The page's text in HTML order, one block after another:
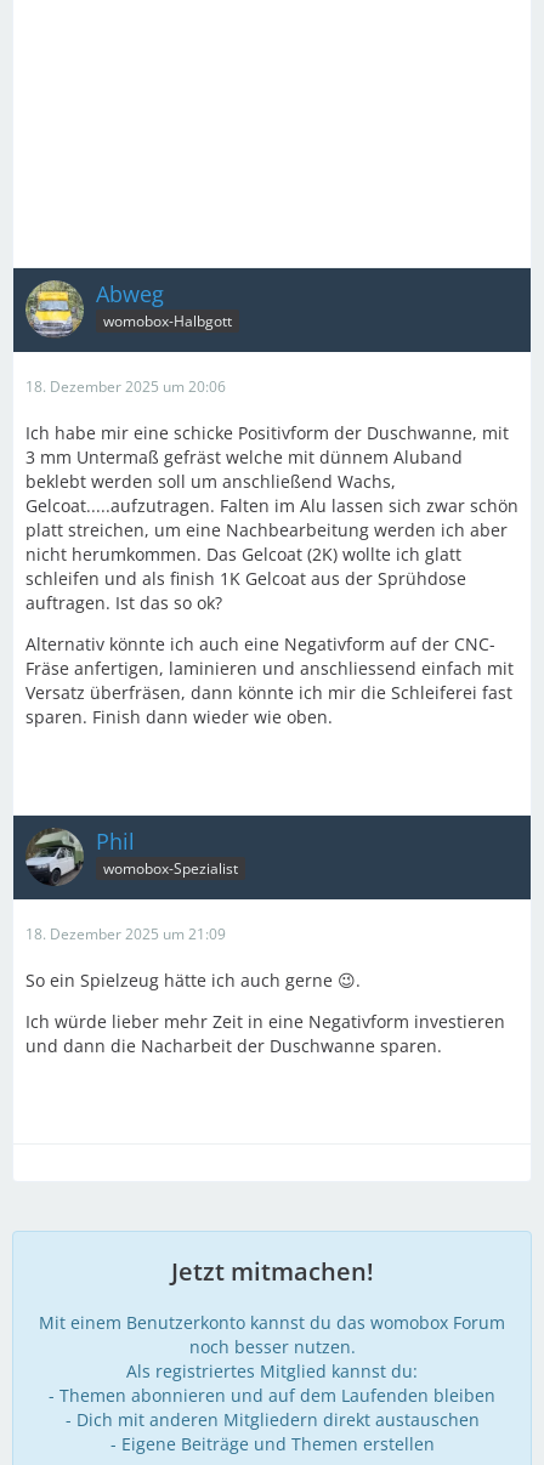
Abweg
womobox-Halbgott
18. Dezember 2025 um 20:06
Ich habe mir eine schicke Positivform der Duschwanne, mit
3 mm Untermaß gefräst welche mit dünnem Aluband
beklebt werden soll um anschließend Wachs,
Gelcoat.....aufzutragen. Falten im Alu lassen sich zwar schön
platt streichen, um eine Nachbearbeitung werden ich aber
nicht herumkommen. Das Gelcoat (2K) wollte ich glatt
schleifen und als finish 1K Gelcoat aus der Sprühdose
auftragen. Ist das so ok?
Alternativ könnte ich auch eine Negativform auf der CNC-
Fräse anfertigen, laminieren und anschliessend einfach mit
Versatz überfräsen, dann könnte ich mir die Schleiferei fast
sparen. Finish dann wieder wie oben.
Phil
womobox-Spezialist
18. Dezember 2025 um 21:09
So ein Spielzeug hätte ich auch gerne 😉.
Ich würde lieber mehr Zeit in eine Negativform investieren
und dann die Nacharbeit der Duschwanne sparen.
Jetzt mitmachen!
Mit einem Benutzerkonto kannst du das womobox Forum
noch besser nutzen.
Als registriertes Mitglied kannst du:
- Themen abonnieren und auf dem Laufenden bleiben
- Dich mit anderen Mitgliedern direkt austauschen
- Eigene Beiträge und Themen erstellen